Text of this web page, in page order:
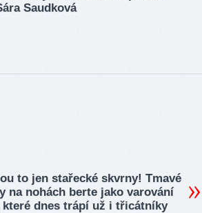
Saudková
to jen stařecké skvrny! Tmavé
na nohách berte jako varování
které dnes trápí už i třicátníky